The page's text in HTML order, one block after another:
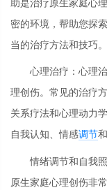
助是治疗原生家庭心
密的环境，帮助您探
当的治疗方法和技巧。
心理治疗：心理
理创伤。常见的治疗
关系疗法和心理动力
自我认知、情感调节
情绪调节和自我照
原生家庭心理创伤非